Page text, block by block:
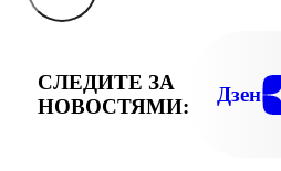
СЛЕДИТЕ ЗА
НОВОСТЯМИ:
Дзен